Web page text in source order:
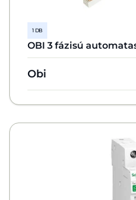
1 DB
OBI 3 fázisú
Obi